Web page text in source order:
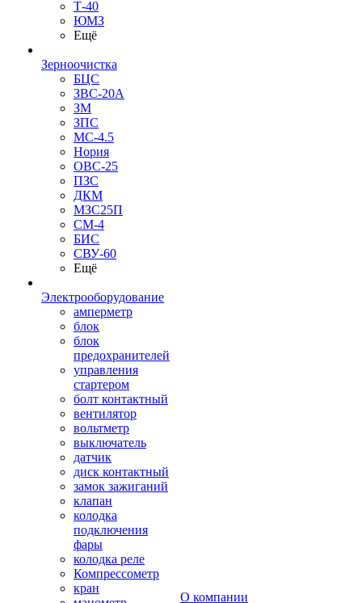
Т-40
ЮМЗ
Ещё
Зерноочистка
БЦС
ЗВС-20А
ЗМ
ЗПС
МС-4.5
Нория
ОВС-25
ПЗС
ДКМ
МЗС25П
СМ-4
БИС
СВУ-60
Ещё
Электрооборудование
амперметр
блок
блок
предохранителей
управления
стартером
болт контактный
вентилятор
вольтметр
выключатель
датчик
диск контактный
замок зажиганий
клапан
колодка
подключения
фары
колодка реле
Компрессометр
кран
О компании